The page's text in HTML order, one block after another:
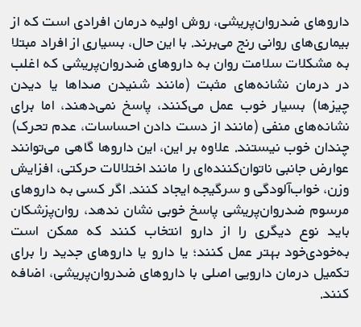
داروهای ضدروان‌پریشی، روش اولیه درمان افرادی است که از
بیماری‌های روانی رنج می‌برند. با این حال، بسیاری از افراد مبتلا
به مشکلات سلامت روان به داروهای ضدروان‌پریشی که اغلب
در درمان نشانه‌های مثبت (مانند شنیدن صداها یا دیدن
چیزها) بسیار خوب عمل می‌کنند، پاسخ نمی‌دهند، اما برای
نشانه‌های منفی (مانند از دست دادن احساسات، عدم تحرک)
چندان خوب نیستند. علاوه بر این، این داروها گاهی می‌توانند
عوارض جانبی ناتوان‌کننده‌ای را مانند اختلالات حرکتی، افزایش
وزن، خواب‌آلودگی و سرگیجه ایجاد کنند. اگر کسی به داروهای
مرسوم ضدروان‌پریشی پاسخ خوبی نشان ندهد، روان‌پزشکان
باید نوع دیگری را از دارو انتخاب کنند که ممکن است
به‌خودی‌خود بهتر عمل کنند؛ یا دارو یا داروهای جدید را برای
تکمیل درمان دارویی اصلی با داروهای ضدروان‌پریشی، اضافه
کنند.